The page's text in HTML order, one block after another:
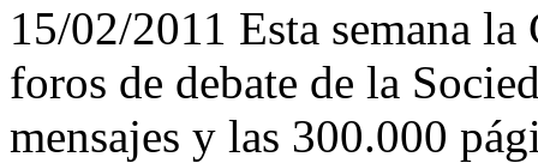
15/02/2011 Esta semana
foros de debate de la
mensajes y las 300.000